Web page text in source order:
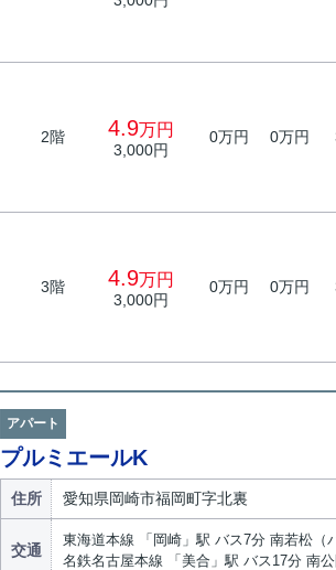
2階 4.9万円
3,000円
0万円 0万円
3階 4.9万円
3,000円
0万円 0万円
アパート
プルミエールK
住所 愛知県岡崎市福岡町字北裏
交通
東海道本線 「岡崎」駅 バス7分 南若松（
名鉄名古屋本線 「美合」駅 バス17分 南